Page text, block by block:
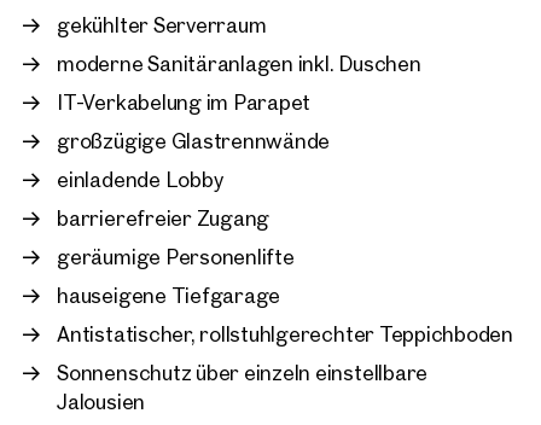
gekühlter Serverraum
moderne Sanitäranlagen inkl. Duschen
IT-Verkabelung im Parapet
großzügige Glastrennwände
einladende Lobby
barrierefreier Zugang
geräumige Personenlifte
hauseigene Tiefgarage
Antistatischer, rollstuhlgerechter Teppichboden
Sonnenschutz über einzeln einstellbare
Jalousien
Available Nach Vereinbarung
€ 12.50 /sq m/month net